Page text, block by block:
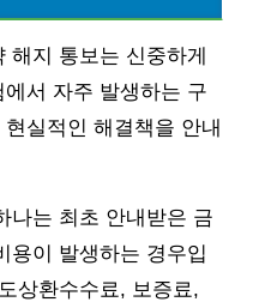
해지 통보는 신중하게
서 자주 발생하는 구
실적인 해결책을 안내
나는 최초 안내받은 금
용이 발생하는 경우입
상환수수료, 보증료,